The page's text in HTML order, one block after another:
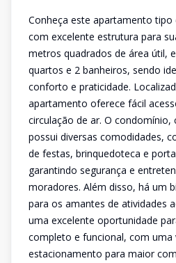
Conheça este apartamento
com excelente estrutura para
metros quadrados de área útil,
quartos e 2 banheiros, sendo
conforto e praticidade.
apartamento oferece fácil
circulação de ar. O condomínio,
possui diversas comodidades,
de festas, brinquedoteca e
garantindo segurança e
moradores. Além disso, há um
para os amantes de atividades
uma excelente oportunidade
completo e funcional, com uma
estacionamento para maior